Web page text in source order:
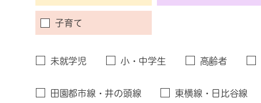
子育て
未就学児 小・中学生 高齢者
田園都市線・井の頭線 東横線・日比谷線